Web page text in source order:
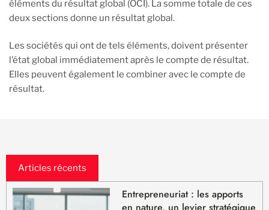
éléments du résultat global (OCI). La somme totale de ces
deux sections donne un résultat global.
Les sociétés qui ont de tels éléments, doivent présenter
l’état global immédiatement après le compte de résultat.
Elles peuvent également le combiner avec le compte de
résultat.
Articles récents
Entrepreneuriat : les apports
en nature, un levier stratégique